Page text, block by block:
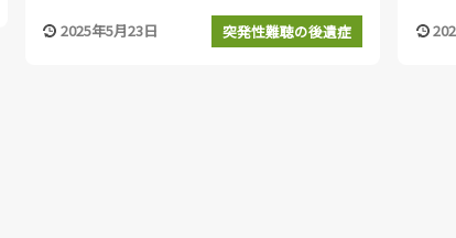
2025年5月23日 突発性難聴の後遺症